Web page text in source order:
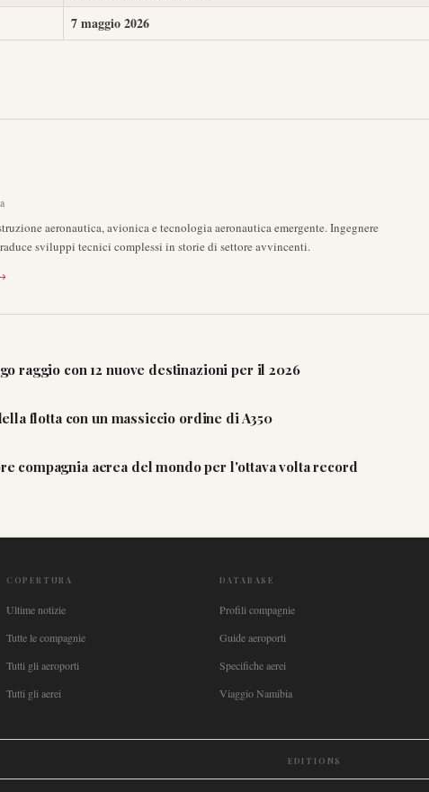
7 maggio 2026
aeronautica, avionica e tecnologia aeronautica emergente. Ingegnere
sviluppi tecnici complessi in storie di settore avvincenti.
raggio con 12 nuove destinazioni per il 2026
flotta con un massiccio ordine di A350
compagnia aerea del mondo per l'ottava volta record
COPERTURA
Ultime notizie
Tutte le compagnie
Tutti gli aeroporti
Tutti gli aerei
DATABASE
Profili compagnie
Guide aeroporti
Specifiche aerei
Viaggio Namibia
EDITIONS